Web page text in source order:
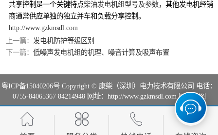
共享控制是一个关键特点柴油发电机组型号及参数，其他发电机经销
商通常供应单独的独立并车和负载分享控制。
http://www.gzkmsdl.com
上一篇： 发电机防护等级区别
下一篇： 低噪声发电机组的机理、噪音计算及吸声布置
粤ICP备15040206号 Copyright © 康柴（深圳）电力技术有限公司 电话：
0755-84065367 84214948 网址：http://www.gzkmsdl.com网站地图